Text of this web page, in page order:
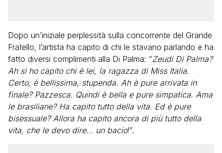
Dopo un’iniziale perplessità sulla concorrente del Grande
Fratello, l’artista ha capito di chi le stavano parlando e ha
fatto diversi complimenti alla Di Palma: “Zeudi Di Palma?
Ah sì ho capito chi è lei, la ragazza di Miss Italia.
Certo, è bellissima, stupenda. Ah è pure arrivata in
finale? Pazzesca. Quindi è bella e pure simpatica. Ama
le brasiliane? Ha capito tutto della vita. Ed è pure
bisessuale? Allora ha capito ancora di più tutto della
vita, che le devo dire… un bacio!”.